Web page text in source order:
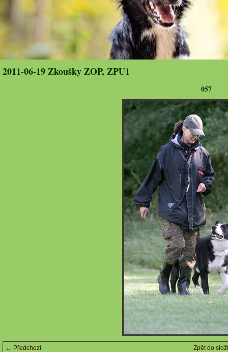
2011-06-19 Zkoušky ZOP, ZPU1
057
← Předchozí Zpět do